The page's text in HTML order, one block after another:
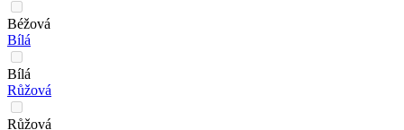
Béžová
Bílá
Bílá
Růžová
Růžová